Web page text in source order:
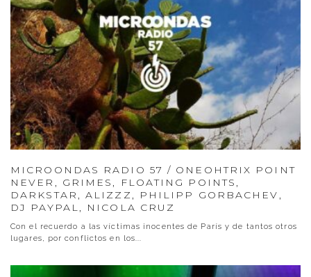
MICROONDAS RADIO 57 / ONEOHTRIX POINT
NEVER, GRIMES, FLOATING POINTS,
DARKSTAR, ALIZZZ, PHILIPP GORBACHEV,
DJ PAYPAL, NICOLA CRUZ
Con el recuerdo a las víctimas inocentes de París y de tantos otros
lugares, por conflictos en los...